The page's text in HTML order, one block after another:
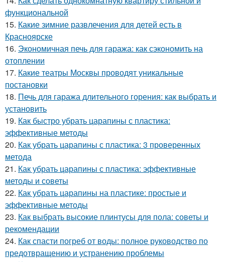
функциональной
15. Какие зимние развлечения для детей есть в
Красноярске
16. Экономичная печь для гаража: как сэкономить на
отоплении
17. Какие театры Москвы проводят уникальные
постановки
18. Печь для гаража длительного горения: как выбрать и
установить
19. Как быстро убрать царапины с пластика:
эффективные методы
20. Как убрать царапины с пластика: 3 проверенных
метода
21. Как убрать царапины с пластика: эффективные
методы и советы
22. Как убрать царапины на пластике: простые и
эффективные методы
23. Как выбрать высокие плинтусы для пола: советы и
рекомендации
24. Как спасти погреб от воды: полное руководство по
предотвращению и устранению проблемы